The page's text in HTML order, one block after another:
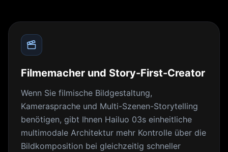
Filmemacher und Story-First-Creator
Wenn Sie filmische Bildgestaltung,
Kamerasprache und Multi-Szenen-Storytelling
benötigen, gibt Ihnen Hailuo 03s einheitliche
multimodale Architektur mehr Kontrolle über die
Bildkomposition bei gleichzeitig schneller